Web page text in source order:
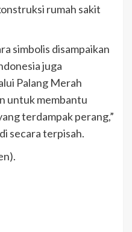
rumah sakit
simbolis disampaikan
juga
Palang Merah
untuk membantu
terdampak perang,”
secara terpisah.